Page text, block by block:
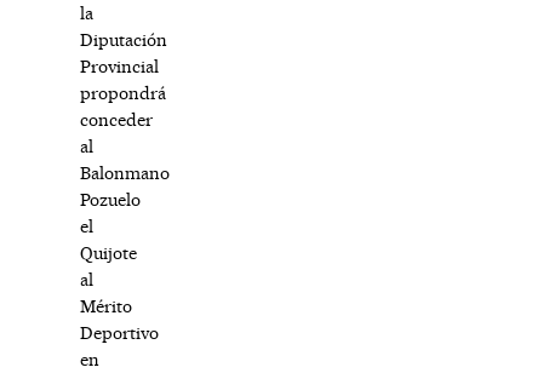
la
Diputación
Provincial
propondrá
conceder
al
Balonmano
Pozuelo
el
Quijote
al
Mérito
Deportivo
en